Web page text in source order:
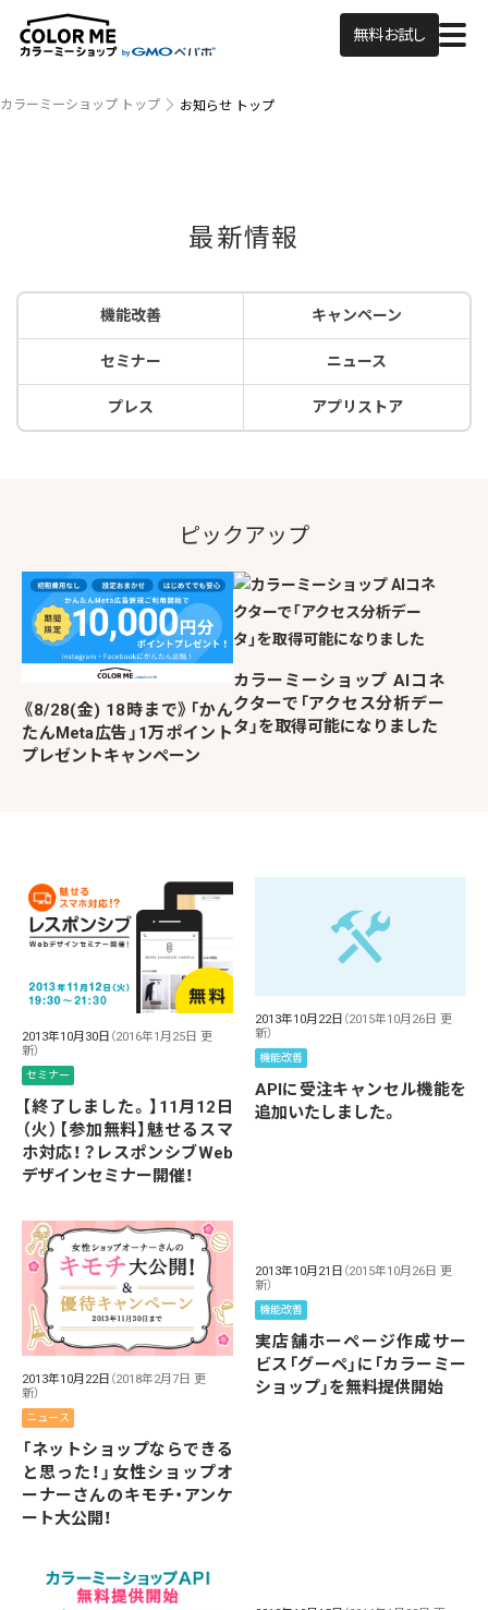
無料お試し
カラーミーショップ トップ お知らせ トップ
最新情報
機能改善 キャンペーン
セミナー ニュース
プレス アプリストア
ピックアップ
《8/28(金) 18時まで》「かん
たんMeta広告」1万ポイント
プレゼントキャンペーン
カラーミーショップ AIコネ
クターで「アクセス分析デー
タ」を取得可能になりました
2013年10月30日 （2016年1月25日 更
新）
セミナー
【終了しました。】11月12日
（火）【参加無料】魅せるスマ
ホ対応！？レスポンシブWeb
デザインセミナー開催！
2013年10月22日 （2015年10月26日 更
新）
機能改善
APIに受注キャンセル機能を
追加いたしました。
2013年10月22日 （2018年2月7日 更
新）
ニュース
「ネットショップならできる
と思った！」女性ショップオ
ーナーさんのキモチ・アンケ
ート大公開！
2013年10月21日 （2015年10月26日 更
新）
機能改善
実店舗ホーページ作成サー
ビス「グーペ」に「カラーミー
ショップ」を無料提供開始